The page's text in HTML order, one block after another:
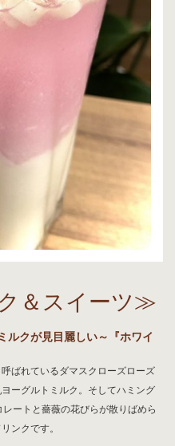
＆スイーツ≫
ルクが見目麗しい～『ホワイ
ばれているダマスクローズローズ
ーグルトミルク。そしてハミング
ートと薔薇の花びらが散りばめら
ンクです。